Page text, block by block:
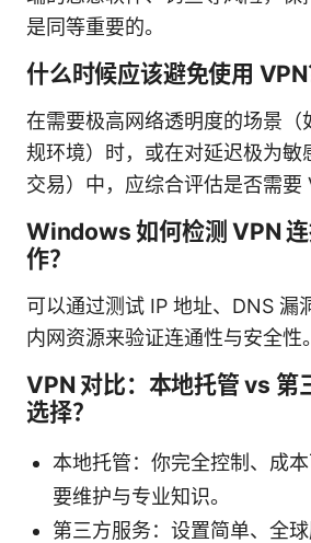
是同等重要的。
什么时候应该避免使用 VPN
在需要极高网络透明度的场景（
规环境）时，或在对延迟极为敏
交易）中，应综合评估是否需要
Windows 如何检测 VPN
作？
可以通过测试 IP 地址、DNS 漏
内网资源来验证连通性与安全性。
VPN 对比：本地托管 vs 第
选择？
本地托管：你完全控制、成
要维护与专业知识。
第三方服务：设置简单、全球